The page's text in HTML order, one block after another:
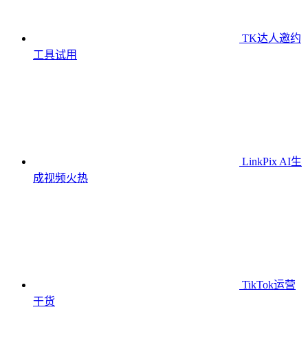
TK达人邀约
工具试用
LinkPix AI生
成视频火热
TikTok运营
干货